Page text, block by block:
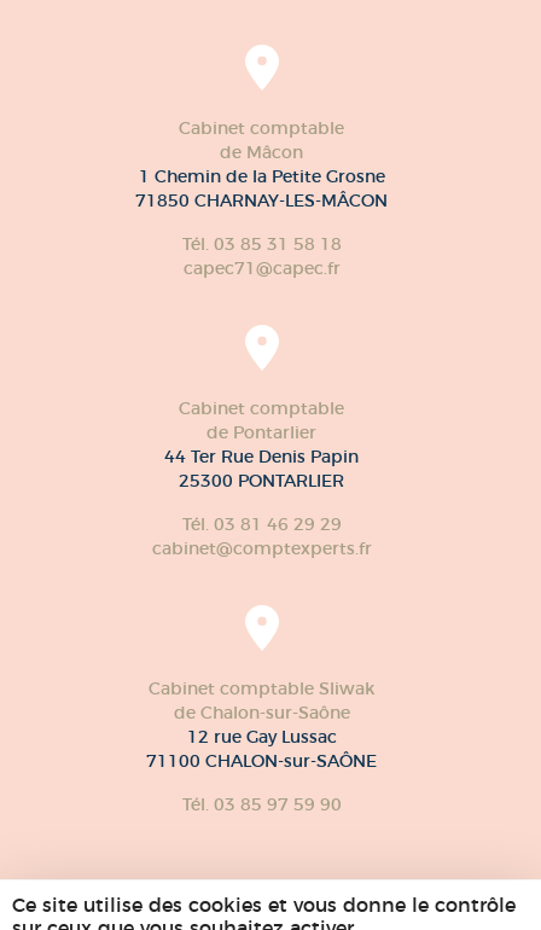
Ce site utilise des cookies et vous donne le contrôle
Cabinet comptable
de Mâcon
1 Chemin de la Petite Grosne
71850 CHARNAY-LES-MÂCON
Tél. 03 85 31 58 18
capec71@capec.fr
Cabinet comptable
de Pontarlier
44 Ter Rue Denis Papin
25300 PONTARLIER
Tél. 03 81 46 29 29
cabinet@comptexperts.fr
Cabinet comptable Sliwak
de Chalon-sur-Saône
12 rue Gay Lussac
71100 CHALON-sur-SAÔNE
Tél. 03 85 97 59 90